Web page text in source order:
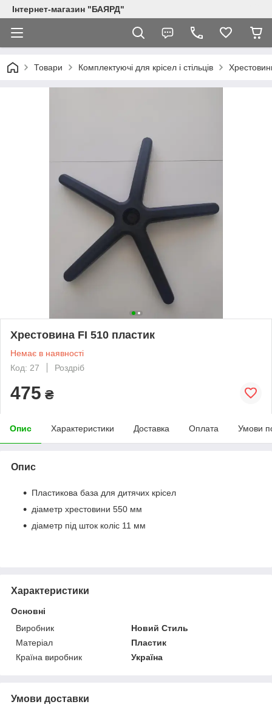
Інтернет-магазин "БАЯРД"
Товари Комплектуючі для крісел і стільців
Хрестовина FI 510 пластик
Немає в наявності
Код: 27
Роздріб
475 ₴
Опис Характеристики Доставка Оплата Умови
Опис
Пластикова база для дитячих крісел
діаметр хрестовини 550 мм
діаметр під шток коліс 11 мм
Характеристики
Основні
Виробник
Новий Стиль
Матеріал
Пластик
Країна виробник
Україна
Умови доставки